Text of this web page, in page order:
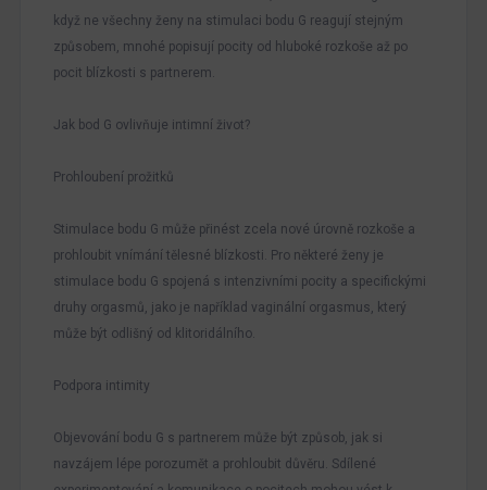
když ne všechny ženy na stimulaci bodu G reagují stejným
způsobem, mnohé popisují pocity od hluboké rozkoše až po
pocit blízkosti s partnerem.
Jak bod G ovlivňuje intimní život?
Prohloubení prožitků
Stimulace bodu G může přinést zcela nové úrovně rozkoše a
prohloubit vnímání tělesné blízkosti. Pro některé ženy je
stimulace bodu G spojená s intenzivními pocity a specifickými
druhy orgasmů, jako je například vaginální orgasmus, který
může být odlišný od klitoridálního.
Podpora intimity
Objevování bodu G s partnerem může být způsob, jak si
navzájem lépe porozumět a prohloubit důvěru. Sdílené